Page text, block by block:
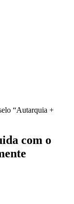
“Autarquia +
com o